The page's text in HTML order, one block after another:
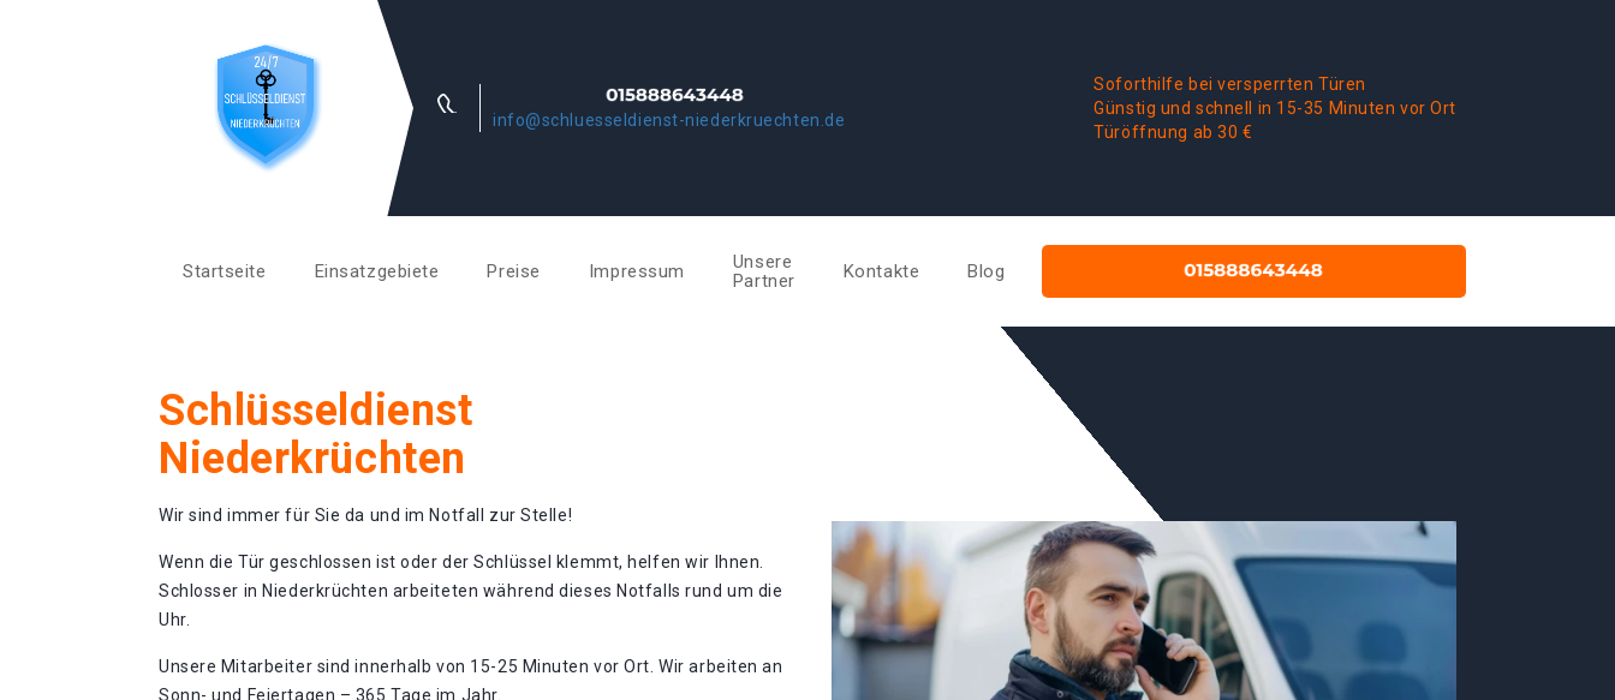
info@schluesseldienst-niederkruechten.de
Soforthilfe bei versperrten Türen
Günstig und schnell in 15-35 Minuten vor Ort
Türöffnung ab 30 €
Startseite Einsatzgebiete Preise Impressum
Unsere
Partner
Kontakte Blog
Schlüsseldienst
Niederkrüchten
Wir sind immer für Sie da und im Notfall zur Stelle!
Wenn die Tür geschlossen ist oder der Schlüssel klemmt, helfen wir Ihnen.
Schlosser in Niederkrüchten arbeiteten während dieses Notfalls rund um die
Uhr.
Unsere Mitarbeiter sind innerhalb von 15-25 Minuten vor Ort. Wir arbeiten an
Sonn- und Feiertagen – 365 Tage im Jahr.